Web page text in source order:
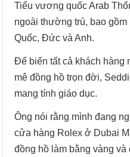
Tiểu vương quốc Arab
ngoài thường trú, bao
Quốc, Đức và Anh.
Để biến tất cả khách
mê đồng hồ trọn đời,
mang tính giáo dục.
Ông nói rằng mình đang
cửa hàng Rolex ở Dubai
đồng hồ làm bằng vàng